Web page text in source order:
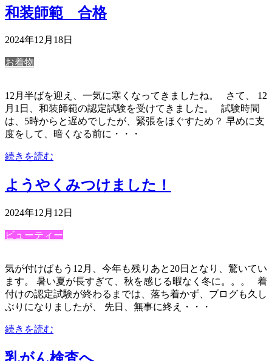
和装師範 合格
2024年12月18日
お着物
12月半ばを迎え、一気に寒くなってきましたね。 さて、 12
月1日、和装師範の認定試験を受けてきました。 試験時間
は、5時からと遅めでしたが、緊張をほぐすため？ 早めに支
度をして、暗くなる前に・・・
続きを読む
ようやくみつけました！
2024年12月12日
ビューティー
気が付けばもう12月、今年も残りあと20日となり、驚いてい
ます。 暑い夏が長すぎて、秋を感じる暇なく冬に。。。 着
付けの認定試験が終わるまでは、落ち着かず、ブログも久し
ぶりになりましたが、 先日、無事に終え・・・
続きを読む